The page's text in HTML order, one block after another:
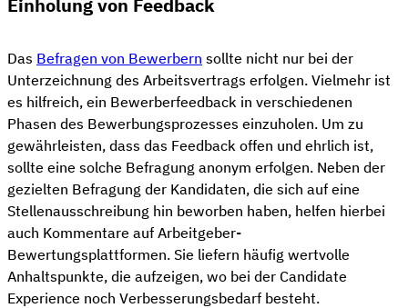
Das Befragen von Bewerbern sollte nicht nur bei der
Unterzeichnung des Arbeitsvertrags erfolgen. Vielmehr ist
es hilfreich, ein Bewerberfeedback in verschiedenen
Phasen des Bewerbungsprozesses einzuholen. Um zu
gewährleisten, dass das Feedback offen und ehrlich ist,
sollte eine solche Befragung anonym erfolgen. Neben der
gezielten Befragung der Kandidaten, die sich auf eine
Stellenausschreibung hin beworben haben, helfen hierbei
auch Kommentare auf Arbeitgeber-
Bewertungsplattformen. Sie liefern häufig wertvolle
Anhaltspunkte, die aufzeigen, wo bei der Candidate
Experience noch Verbesserungsbedarf besteht.